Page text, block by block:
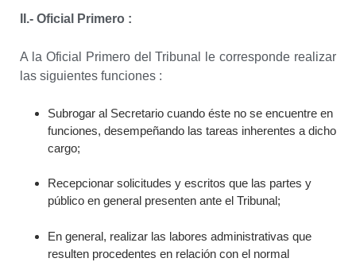
II.- Oficial Primero :
A la Oficial Primero del Tribunal le corresponde realizar
las siguientes funciones :
Subrogar al Secretario cuando éste no se encuentre en
funciones, desempeñando las tareas inherentes a dicho
cargo;
Recepcionar solicitudes y escritos que las partes y
público en general presenten ante el Tribunal;
En general, realizar las labores administrativas que
resulten procedentes en relación con el normal